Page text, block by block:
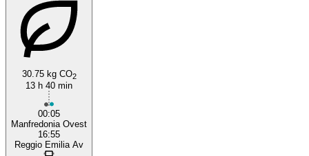
30.75 kg CO2
13 h 40 min
00:05
Manfredonia Ovest
16:55
Reggio Emilia Av